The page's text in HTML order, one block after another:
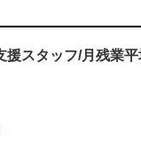
援スタッフ/月残業